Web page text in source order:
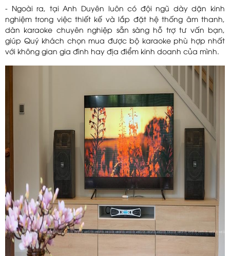
- Ngoài ra, tại Anh Duyên luôn có đội ngũ dày dặn kinh
nghiệm trong việc thiết kế và lắp đặt hệ thống âm thanh,
dàn karaoke chuyên nghiệp sẵn sàng hỗ trợ tư vấn bạn,
giúp Quý khách chọn mua được bộ karaoke phù hợp nhất
với không gian gia đình hay địa điểm kinh doanh của mình.